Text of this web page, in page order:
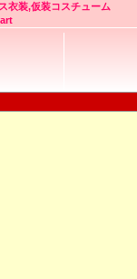
衣装,仮装コスチューム